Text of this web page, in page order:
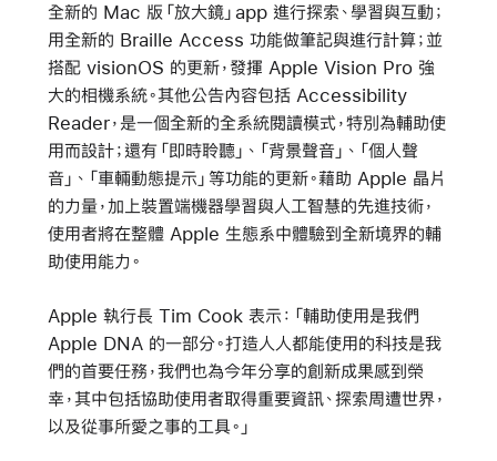
全新的 Mac 版「放大鏡」app 進行探索、學習與互動；
用全新的 Braille Access 功能做筆記與進行計算；並
搭配 visionOS 的更新，發揮 Apple Vision Pro 強
大的相機系統。其他公告內容包括 Accessibility
Reader，是一個全新的全系統閱讀模式，特別為輔助使
用而設計；還有「即時聆聽」、「背景聲音」、「個人聲
音」、「車輛動態提示」等功能的更新。藉助 Apple 晶片
的力量，加上裝置端機器學習與人工智慧的先進技術，
使用者將在整體 Apple 生態系中體驗到全新境界的輔
助使用能力。
Apple 執行長 Tim Cook 表示：「輔助使用是我們
Apple DNA 的一部分。打造人人都能使用的科技是我
們的首要任務，我們也為今年分享的創新成果感到榮
幸，其中包括協助使用者取得重要資訊、探索周遭世界，
以及從事所愛之事的工具。」